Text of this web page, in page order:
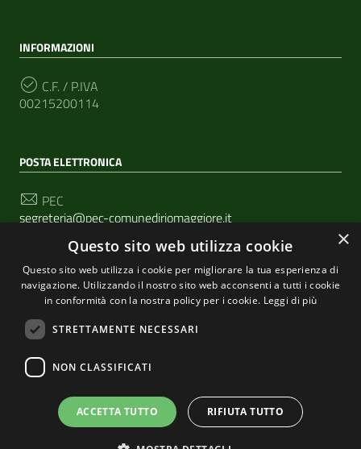
INFORMAZIONI
C.F. / P.IVA
00215200114
POSTA ELETTRONICA
PEC
segreteria@pec-comunediriomaggiore.it
Email
urp@comune.riomaggiore.sp.it
SEGUICI SU
Sezione Link Utili
Cookie policy | Realizzato con WordPress
×
Questo sito web utilizza cookie
Questo sito web utilizza i cookie per migliorare la tua esperienza di
navigazione. Utilizzando il nostro sito web acconsenti a tutti i cookie
in conformità con la nostra policy per i cookie. Leggi di più
STRETTAMENTE NECESSARI
NON CLASSIFICATI
ACCETTA TUTTO RIFIUTA TUTTO